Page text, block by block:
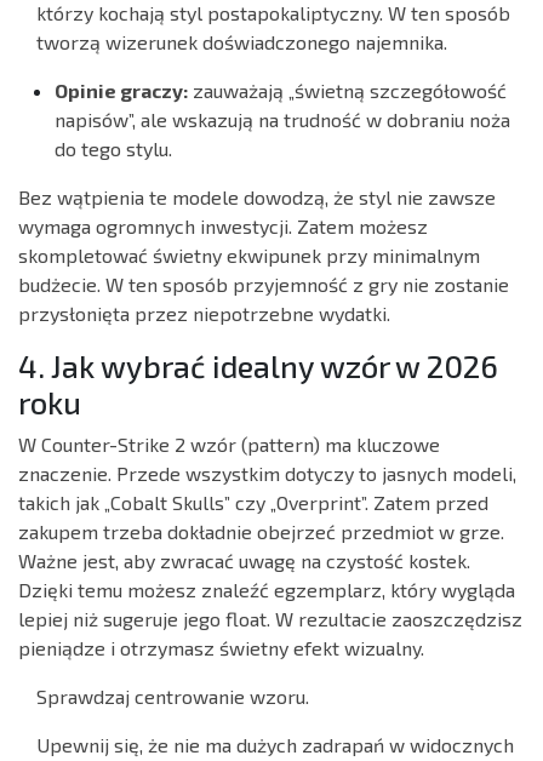
którzy kochają styl postapokaliptyczny. W ten sposób
tworzą wizerunek doświadczonego najemnika.
Opinie graczy: zauważają „świetną szczegółowość
napisów”, ale wskazują na trudność w dobraniu noża
do tego stylu.
Bez wątpienia te modele dowodzą, że styl nie zawsze
wymaga ogromnych inwestycji. Zatem możesz
skompletować świetny ekwipunek przy minimalnym
budżecie. W ten sposób przyjemność z gry nie zostanie
przysłonięta przez niepotrzebne wydatki.
4. Jak wybrać idealny wzór w 2026
roku
W Counter-Strike 2 wzór (pattern) ma kluczowe
znaczenie. Przede wszystkim dotyczy to jasnych modeli,
takich jak „Cobalt Skulls” czy „Overprint”. Zatem przed
zakupem trzeba dokładnie obejrzeć przedmiot w grze.
Ważne jest, aby zwracać uwagę na czystość kostek.
Dzięki temu możesz znaleźć egzemplarz, który wygląda
lepiej niż sugeruje jego float. W rezultacie zaoszczędzisz
pieniądze i otrzymasz świetny efekt wizualny.
Sprawdzaj centrowanie wzoru.
Upewnij się, że nie ma dużych zadrapań w widocznych